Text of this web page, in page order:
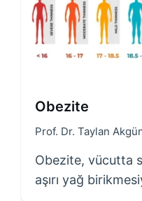
Obezite
Prof. Dr. Taylan
Obezite, vücutta
aşırı yağ